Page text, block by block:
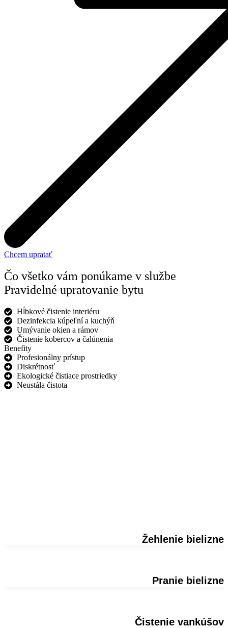
Chcem upratať
Čo všetko vám ponúkame v službe
Pravidelné upratovanie bytu
Hĺbkové čistenie interiéru
Dezinfekcia kúpeľní a kuchýň
Umývanie okien a rámov
Čistenie kobercov a čalúnenia
Benefity
Profesionálny prístup
Diskrétnosť
Ekologické čistiace prostriedky
Neustála čistota
Žehlenie bielizne
Pranie bielizne
Čistenie vankúšov